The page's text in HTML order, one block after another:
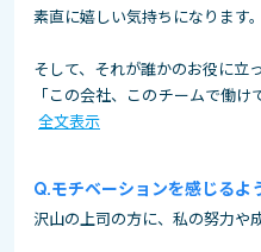
素直に嬉しい気持ちになります。
そして、それが誰かのお役に立
「この会社、このチームで働
全文表示
モチベーションを感じるよ
沢山の上司の方に、私の努力や